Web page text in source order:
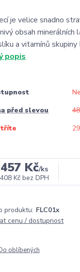
je velice snadno
obsah minerálních
a vitamínů
popis
před slevou
457 Kč/ks
408 Kč bez DPH
produktu: FLC01x
cenu / dostupnost
oblíbených